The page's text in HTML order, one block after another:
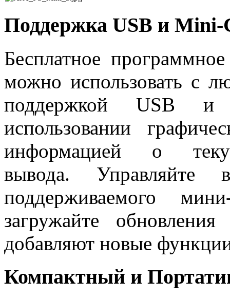
Поддержка USB и Mini-
Бесплатное
можно использовать с
поддержкой USB и
использовании
информацией о
вывода. Управляйте
поддерживаемого
загружайте
добавляют новые
Компактный и